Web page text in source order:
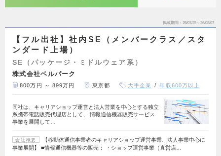
掲載期間 26/07/25～26/08/07
【フル出社】社内SE（メンバークラス／スタ
ンダード上場）
SE（パッケージ・ミドルウェア系）
株式会社ベルパーク
800万円 ～ 899万円 東京都 大手企業 年収600万以上
同社は、キャリアショップ運営と法人営業を中心とする独立
系携帯電話販売代理店として、 情報通信機器販売サービス
事業を展開して…
会社概要
【移動体通信事業者のキャリアショップ運営事業、法人事業中心に
事業展開】 ■情報通信機器等の販売： ・ショップ運営事業（直営店…